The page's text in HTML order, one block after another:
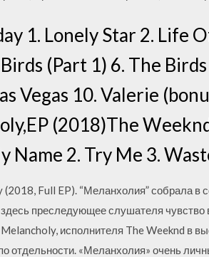
1. Lonely Star 2. Life
(Part 1) 6. The
Vegas 10. Valerie
(2018)The
Name 2. Try Me 3.
Full EP). “Меланхолия” собрала
преследующее слушателя
исполнителя The Weeknd в
«Меланхолия» очень